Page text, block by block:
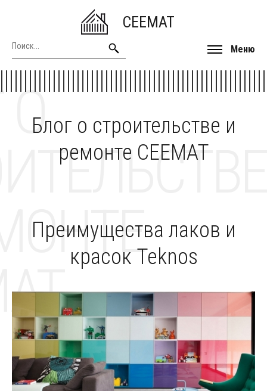
CEEMAT
Меню
Блог о строительстве и
ремонте CEEMAT
О
Преимущества лаков и
красок Teknos